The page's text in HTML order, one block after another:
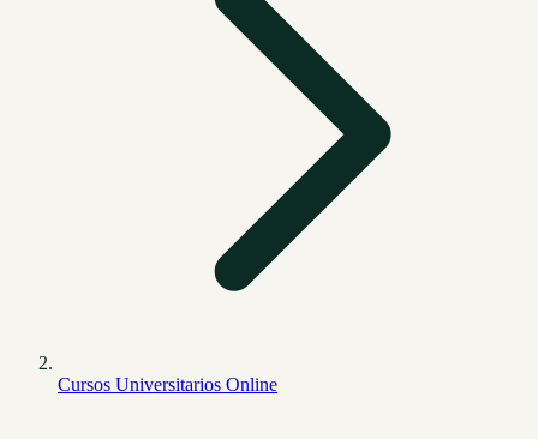
Cursos Universitarios Online